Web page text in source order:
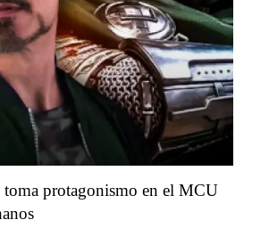
protagonismo en el MCU